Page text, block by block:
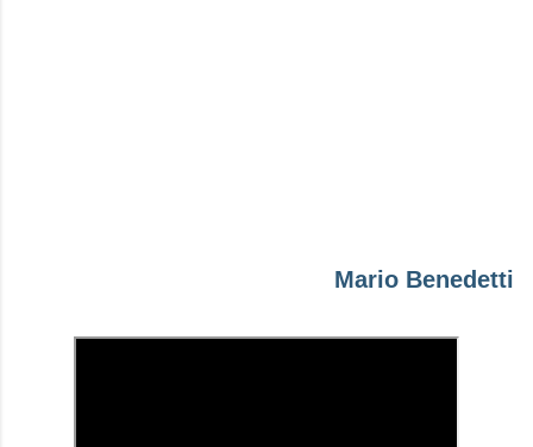
Mario Benedetti